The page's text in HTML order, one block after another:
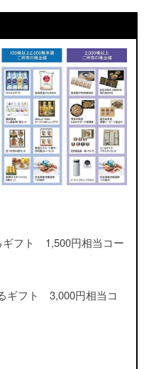
ギフト 1,500円相当コー
ト 3,000円相当コ